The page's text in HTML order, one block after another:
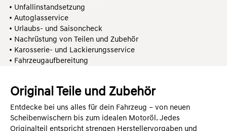
• Unfallinstandsetzung
• Autoglasservice
• Urlaubs- und Saisoncheck
• Nachrüstung von Teilen und Zubehör
• Karosserie- und Lackierungsservice
• Fahrzeugaufbereitung
Original Teile und Zubehör
Entdecke bei uns alles für dein Fahrzeug – von neuen
Scheibenwischern bis zum idealen Motoröl. Jedes
Originalteil entspricht strengen Herstellervorgaben und